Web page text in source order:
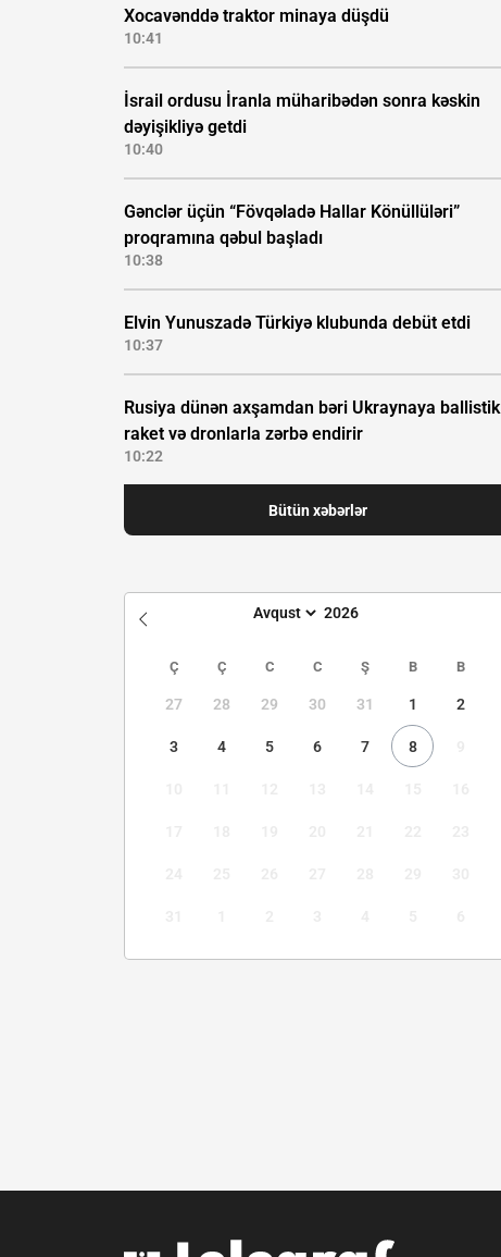
Xocavənddə traktor minaya düşdü
10:41
İsrail ordusu İranla müharibədən sonra kəskin
dəyişikliyə getdi
10:40
Gənclər üçün “Fövqəladə Hallar Könüllüləri”
proqramına qəbul başladı
10:38
Elvin Yunuszadə Türkiyə klubunda debüt etdi
10:37
Rusiya dünən axşamdan bəri Ukraynaya ballistik
raket və dronlarla zərbə endirir
10:22
Bütün xəbərlər
Ç Ç C C Ş B B
27 28 29 30 31 1 2
3 4 5 6 7 8